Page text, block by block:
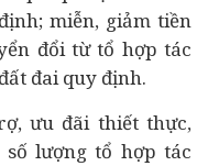
miễn, giảm tiền
đổi từ tổ hợp tác
đai quy định.
ưu đãi thiết thực,
lượng tổ hợp tác